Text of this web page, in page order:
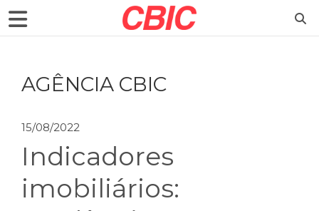
AGÊNCIA CBIC
15/08/2022
Indicadores
imobiliários: